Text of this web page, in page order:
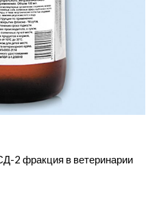
2 фракция в ветеринарии